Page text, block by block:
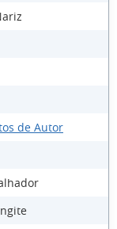
de Autor